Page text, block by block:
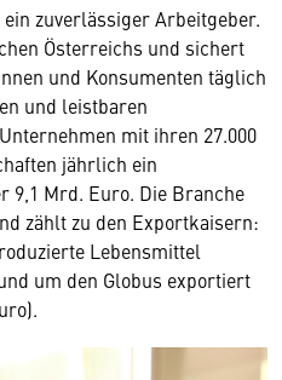
zuverlässiger Arbeitgeber.
Österreichs und sichert
und Konsumenten täglich
und leistbaren
mit ihren 27.000
jährlich ein
9,1 Mrd. Euro. Die Branche
zählt zu den Exportkaisern:
Lebensmittel
um den Globus exportiert